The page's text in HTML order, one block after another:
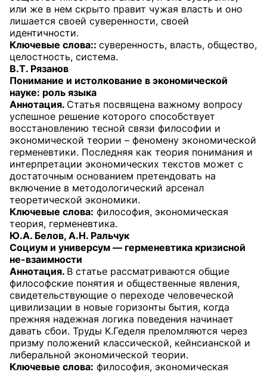
или же в нем скрыто правит чужая власть и оно
лишается своей суверенности, своей
идентичности.
Ключевые слова:: суверенность, власть, общество,
целостность, система.
В.Т. Рязанов
Понимание и истолкование в экономической
науке: роль языка
Аннотация. Статья посвящена важному вопросу
успешное решение которого способствует
восстановлению тесной связи философии и
экономической теории – феномену экономической
герменевтики. Последняя как теория понимания и
интерпретации экономических текстов может с
достаточным основанием претендовать на
включение в методологический арсенал
теоретической экономики.
Ключевые слова: философия, экономическая
теория, герменевтика.
Ю.А. Белов, А.Н. Ральчук
Социум и универсум — герменевтика кризисной
не-взаимности
Аннотация. В статье рассматриваются общие
философские понятия и общественные явления,
свидетельствующие о переходе человеческой
цивилизации в новые горизонты бытия, когда
прежняя надежная логика поведения начинает
давать сбои. Труды К.Геделя преломляются через
призму положений классической, кейнсианской и
либеральной экономической теории.
Ключевые слова: философия, экономическая